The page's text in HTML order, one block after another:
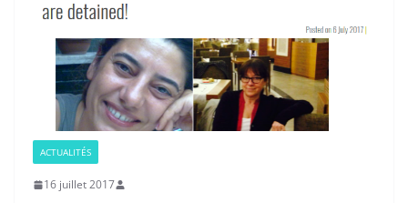
ACTUALITÉS
16 juillet 2017